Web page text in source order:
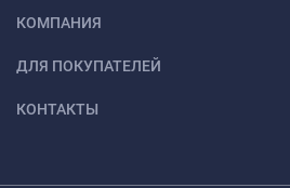
КОМПАНИЯ
ДЛЯ ПОКУПАТЕЛЕЙ
КОНТАКТЫ